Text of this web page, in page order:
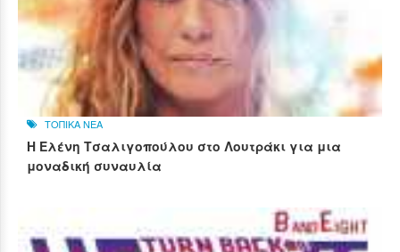
ΤΟΠΙΚΑ ΝΕΑ
Η Ελένη Τσαλιγοπούλου στο Λουτράκι για μια
μοναδική συναυλία